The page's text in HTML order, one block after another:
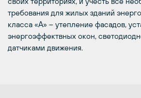
требования для жилых зданий
класса «А» – утепление фасадов,
энергоэффектвных окон,
датчиками движения.